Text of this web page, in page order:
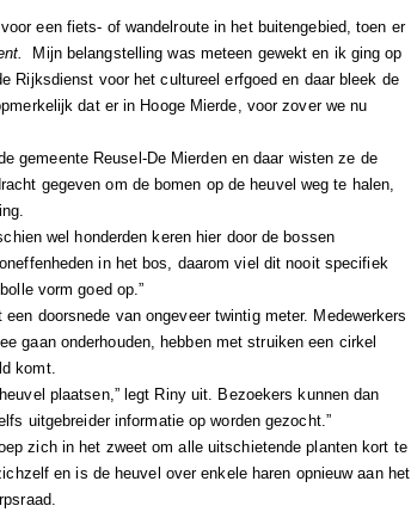
een fiets- of wandelroute in het buitengebied, toen er
Mijn belangstelling was meteen gewekt en ik ging op
Rijksdienst voor het cultureel erfgoed en daar bleek de
dat er in Hooge Mierde, voor zover we nu
gemeente Reusel-De Mierden en daar wisten ze de
gegeven om de bomen op de heuvel weg te halen,
wel honderden keren hier door de bossen
in het bos, daarom viel dit nooit specifiek
vorm goed op.”
doorsnede van ongeveer twintig meter. Medewerkers
gaan onderhouden, hebben met struiken een cirkel
komt.
plaatsen,” legt Riny uit. Bezoekers kunnen dan
uitgebreider informatie op worden gezocht.”
zich in het zweet om alle uitschietende planten kort te
en is de heuvel over enkele haren opnieuw aan het